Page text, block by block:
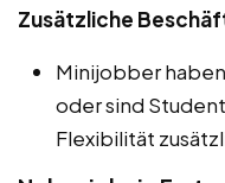
Zusätzliche
Minijobber
oder sind
Flexibilität